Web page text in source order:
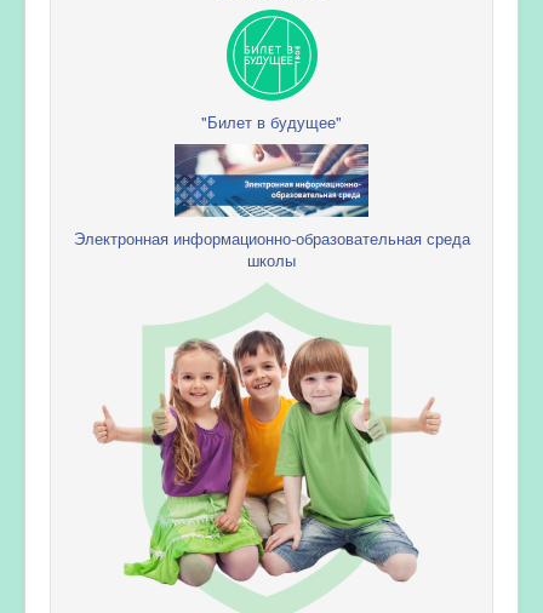
"Билет в будущее"
Электронная информационно-образовательная среда
школы